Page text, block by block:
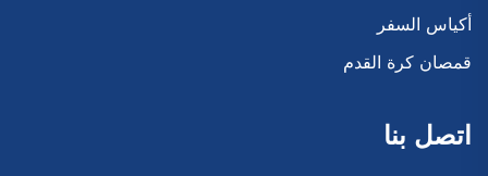
أكياس السفر
قمصان كرة القدم
اتصل بنا